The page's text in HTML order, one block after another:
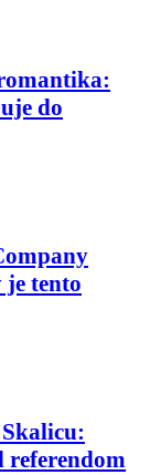
do
tento
referendom